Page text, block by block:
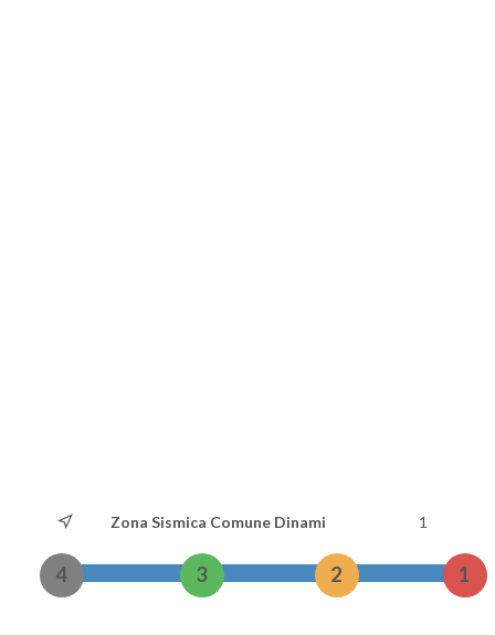
Zona Sismica Comune Dinami 1
4 3 2 1